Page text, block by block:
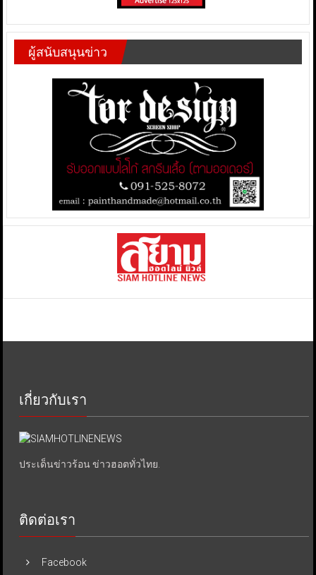
ผู้สนับสนุนข่าว
เกี่ยวกับเรา
ประเด็นข่าวร้อน ข่าวฮอตทั่วไทย.
ติดต่อเรา
Facebook